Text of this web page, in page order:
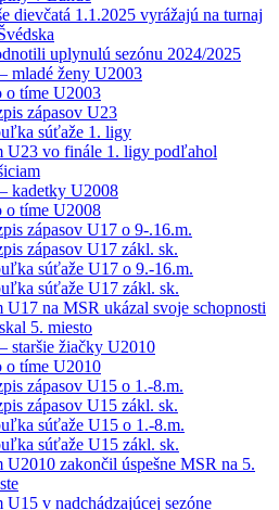
dievčatá 1.1.2025 vyrážajú na turnaj
uplynulú sezónu 2024/2025
mladé ženy U2003
o tíme U2003
zápasov U23
súťaže 1. ligy
U23 vo finále 1. ligy podľahol
kadetky U2008
o tíme U2008
zápasov U17 o 9-.16.m.
zápasov U17 zákl. sk.
súťaže U17 o 9.-16.m.
súťaže U17 zákl. sk.
U17 na MSR ukázal svoje schopnosti
5. miesto
staršie žiačky U2010
o tíme U2010
zápasov U15 o 1.-8.m.
zápasov U15 zákl. sk.
súťaže U15 o 1.-8.m.
súťaže U15 zákl. sk.
U2010 zakončil úspešne MSR na 5.
U15 v nadchádzajúcej sezóne